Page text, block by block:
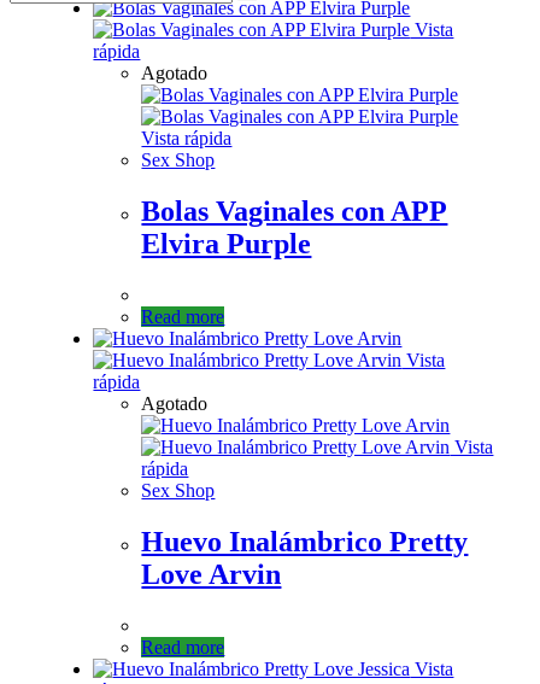
Vista
rápida
Agotado
Vista rápida
Sex Shop
Bolas Vaginales con APP
Elvira Purple
Read more
Vista
rápida
Agotado
Vista
rápida
Sex Shop
Huevo Inalámbrico Pretty
Love Arvin
Read more
Vista